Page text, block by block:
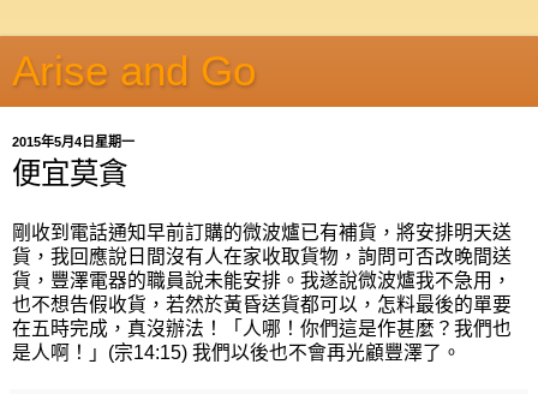
Arise and Go
2015年5月4日星期一
便宜莫貪
剛收到電話通知早前訂購的微波爐已有補貨，將安排明天送
貨，我回應說日間沒有人在家收取貨物，詢問可否改晚間送
貨，豐澤電器的職員說未能安排。我遂說微波爐我不急用，
也不想告假收貨，若然於黃昏送貨都可以，怎料最後的單要
在五時完成，真沒辦法！「人哪！你們這是作甚麼？我們也
是人啊！」(宗14:15) 我們以後也不會再光顧豐澤了。